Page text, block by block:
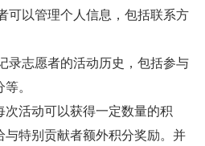
可以管理个人信息，包括联系方
录志愿者的活动历史，包括参与
。
活动可以获得一定数量的积
特别贡献者额外积分奖励。并